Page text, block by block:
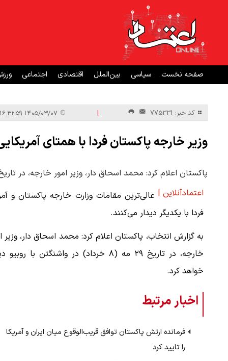
صفحه نخست سیاسی بین‌الملل اقتصادی اجتماعی
کد خبر: 775331 |
وزیر خارجه پاکستان فردا با همتای
پاکستان اعلام کرد: محمد اسحاق دار، وزیر امور خارجه، در تاریخ ۲۹ مه (۸ خرداد) در واشنگتن با روبیو دیدار خواهد
اعتمادآنلاین | عالی‌ترین مقامات وزارت خارجه پاکستان و
فردا با یکدیگر دیدار می‌کنند.
به گزارش انتخاب، پاکستان اعلام کرد: محمد اسحاق دار، وزیر
خارجه، در تاریخ ۲۹ مه (۸ خرداد) در واشنگتن با
خواهد کرد.
اخبار مرتبط
فرمانده ارتش پاکستان توافق قریب‌الوقوع میان ایران و آمریکا
را تایید کرد